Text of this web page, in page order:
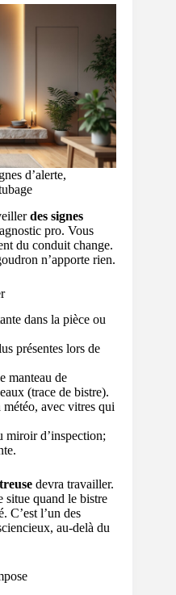
d’alerte,
des signes
pro. Vous
du conduit change.
n’apporte rien.
dans la pièce ou
présentes lors de
manteau de
(trace de bistre).
météo, avec vitres qui
miroir d’inspection;
devra travailler.
situe quand le bistre
C’est l’un des
au-delà du